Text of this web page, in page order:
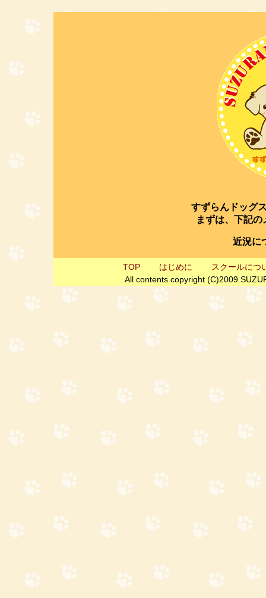
すずらんドッグ
まずは、下記
近況に
TOP はじめに
スクールにつ
All contents copyright (C)2009